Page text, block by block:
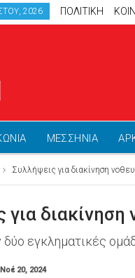
2026 ΠΟΛΙΤΙΚΗ
ΜΕΣΣΗΝΙΑ
Συλλήψεις για διακίνηση
για
εγκληματικές
Νοέ 20, 2024